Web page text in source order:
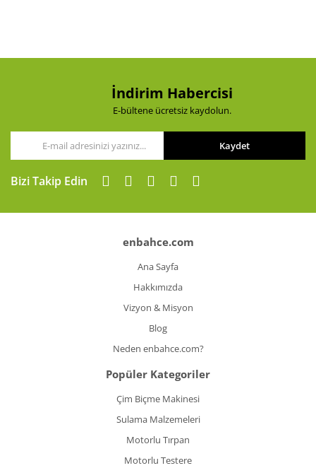
İndirim Habercisi
E-bültene ücretsiz kaydolun.
Kaydet
Bizi Takip Edin
enbahce.com
Ana Sayfa
Hakkımızda
Vizyon & Misyon
Blog
Neden enbahce.com?
Popüler Kategoriler
Çim Biçme Makinesi
Sulama Malzemeleri
Motorlu Tırpan
Motorlu Testere